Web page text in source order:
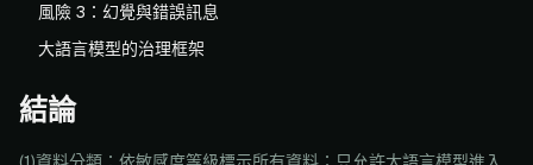
風險 3：幻覺與錯誤訊息
大語言模型的治理框架
結論